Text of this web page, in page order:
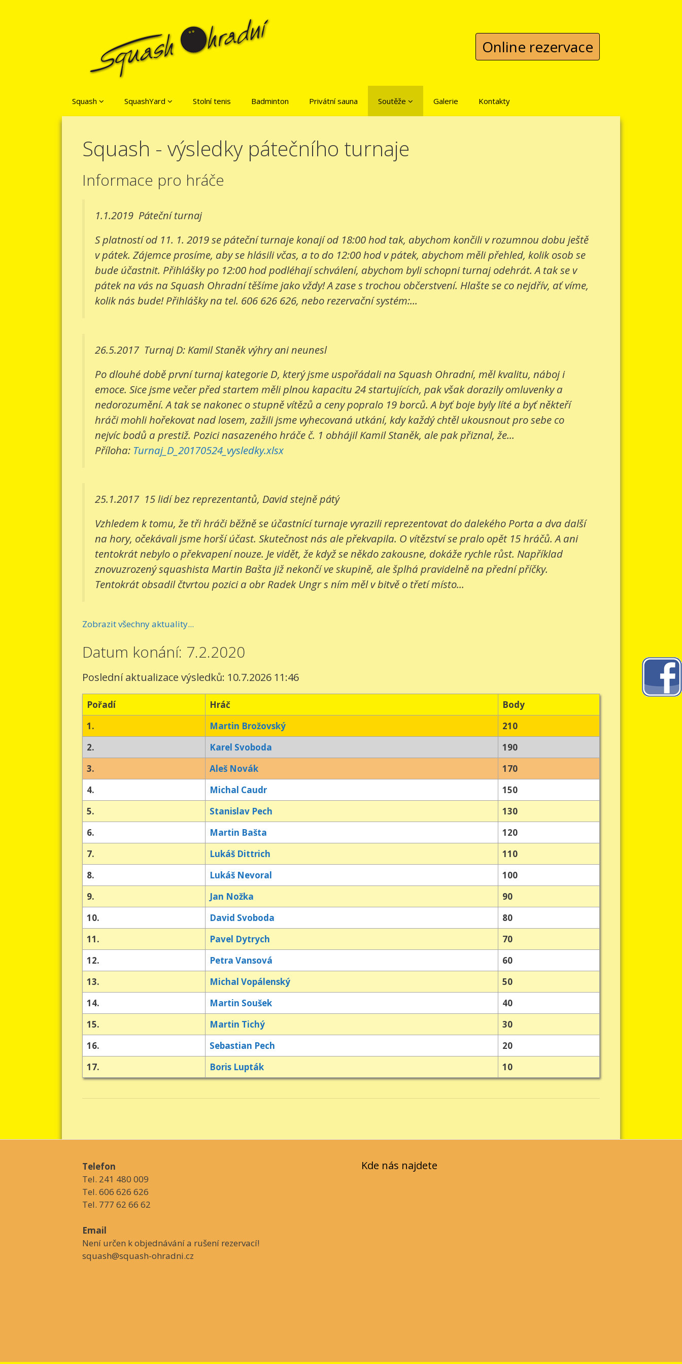
Online rezervace
Squash SquashYard Stolní tenis Badminton Privátní sauna Soutěže Galerie Kontakty
Squash - výsledky pátečního turnaje
Informace pro hráče
1.1.2019 Páteční turnaj
S platností od 11. 1. 2019 se páteční turnaje konají od 18:00 hod tak, abychom končili v rozumnou dobu ještě
v pátek. Zájemce prosíme, aby se hlásili včas, a to do 12:00 hod v pátek, abychom měli přehled, kolik osob se
bude účastnit. Přihlášky po 12:00 hod podléhají schválení, abychom byli schopni turnaj odehrát. A tak se v
pátek na vás na Squash Ohradní těšíme jako vždy! A zase s trochou občerstvení. Hlašte se co nejdřív, ať víme,
kolik nás bude! Přihlášky na tel. 606 626 626, nebo rezervační systém:...
26.5.2017 Turnaj D: Kamil Staněk výhry ani neunesl
Po dlouhé době první turnaj kategorie D, který jsme uspořádali na Squash Ohradní, měl kvalitu, náboj i
emoce. Sice jsme večer před startem měli plnou kapacitu 24 startujících, pak však dorazily omluvenky a
nedorozumění. A tak se nakonec o stupně vítězů a ceny popralo 19 borců. A byť boje byly líté a byť někteří
hráči mohli hořekovat nad losem, zažili jsme vyhecovaná utkání, kdy každý chtěl ukousnout pro sebe co
nejvíc bodů a prestiž. Pozici nasazeného hráče č. 1 obhájil Kamil Staněk, ale pak přiznal, že...
Příloha: Turnaj_D_20170524_vysledky.xlsx
25.1.2017 15 lidí bez reprezentantů, David stejně pátý
Vzhledem k tomu, že tři hráči běžně se účastnící turnaje vyrazili reprezentovat do dalekého Porta a dva další
na hory, očekávali jsme horší účast. Skutečnost nás ale překvapila. O vítězství se pralo opět 15 hráčů. A ani
tentokrát nebylo o překvapení nouze. Je vidět, že když se někdo zakousne, dokáže rychle růst. Například
znovuzrozený squashista Martin Bašta již nekončí ve skupině, ale šplhá pravidelně na přední příčky.
Tentokrát obsadil čtvrtou pozici a obr Radek Ungr s ním měl v bitvě o třetí místo...
Zobrazit všechny aktuality...
Datum konání: 7.2.2020
Poslední aktualizace výsledků: 10.7.2026 11:46
Pořadí Hráč
Body
1.
Martin Brožovský
210
2.
Karel Svoboda
190
3.
Aleš Novák
170
4.
Michal Caudr
150
5.
Stanislav Pech
130
6.
Martin Bašta
120
7.
Lukáš Dittrich
110
8.
Lukáš Nevoral
100
9.
Jan Nožka
90
10.
David Svoboda
80
11.
Pavel Dytrych
70
12.
Petra Vansová
60
13.
Michal Vopálenský
50
14.
Martin Soušek
40
15.
Martin Tichý
30
16.
Sebastian Pech
20
17.
Boris Lupták 10
Telefon
Tel. 241 480 009
Tel. 606 626 626
Tel. 777 62 66 62
Email
Není určen k objednávání a rušení rezervací!
squash@squash-ohradni.cz
Kde nás najdete